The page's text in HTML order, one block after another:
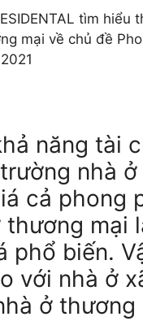
tìm
mại về chủ đề
năng tài
nhà
cả phong
mại
phổ biến.
với nhà ở
ở thương